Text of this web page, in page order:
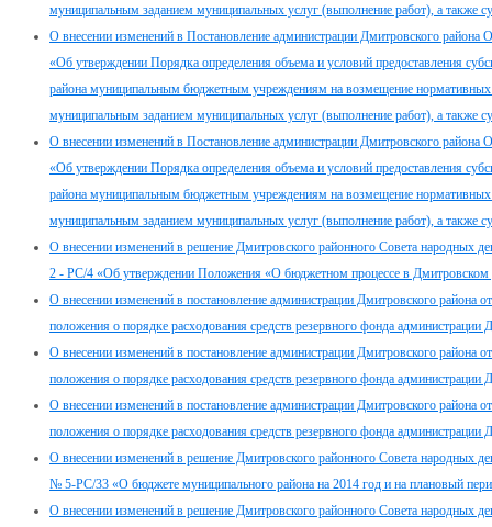
муниципальным заданием муниципальных услуг (выполнение работ), а также
О внесении изменений в Постановление администрации Дмитровского района
«Об утверждении Порядка определения объема и условий предоставления
района муниципальным бюджетным учреждениям на возмещение нормативных
муниципальным заданием муниципальных услуг (выполнение работ), а также
О внесении изменений в Постановление администрации Дмитровского района
«Об утверждении Порядка определения объема и условий предоставления
района муниципальным бюджетным учреждениям на возмещение нормативных
муниципальным заданием муниципальных услуг (выполнение работ), а также
О внесении изменений в решение Дмитровского районного Совета народных
2 - РС/4 «Об утверждении Положения «О бюджетном процессе в Дмитровском
О внесении изменений в постановление администрации Дмитровского района
положения о порядке расходования средств резервного фонда администрации
О внесении изменений в постановление администрации Дмитровского района
положения о порядке расходования средств резервного фонда администрации
О внесении изменений в постановление администрации Дмитровского района
положения о порядке расходования средств резервного фонда администрации
О внесении изменений в решение Дмитровского районного Совета народных
№ 5-РС/33 «О бюджете муниципального района на 2014 год и на плановый
О внесении изменений в решение Дмитровского районного Совета народных